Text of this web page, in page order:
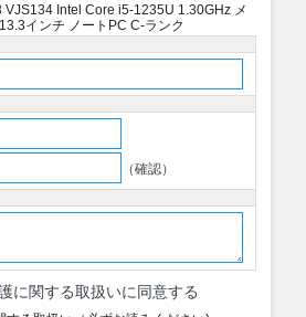
VJS134 Intel Core i5-1235U 1.30GHz メ
インチ ノートPC C-ランク
（確認）
に関する取扱いに同意する